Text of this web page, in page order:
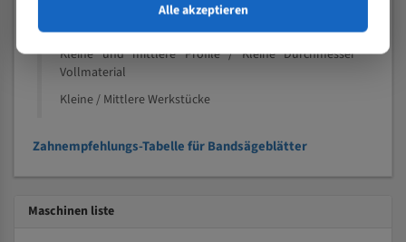
Speziell entwickelt für Profile / Rohre
Kleine und mittlere Profile / Kleine Durchmesser
Vollmaterial
Kleine / Mittlere Werkstücke
Zahnempfehlungs-Tabelle für Bandsägeblätter
Maschinen liste
Alle akzeptieren